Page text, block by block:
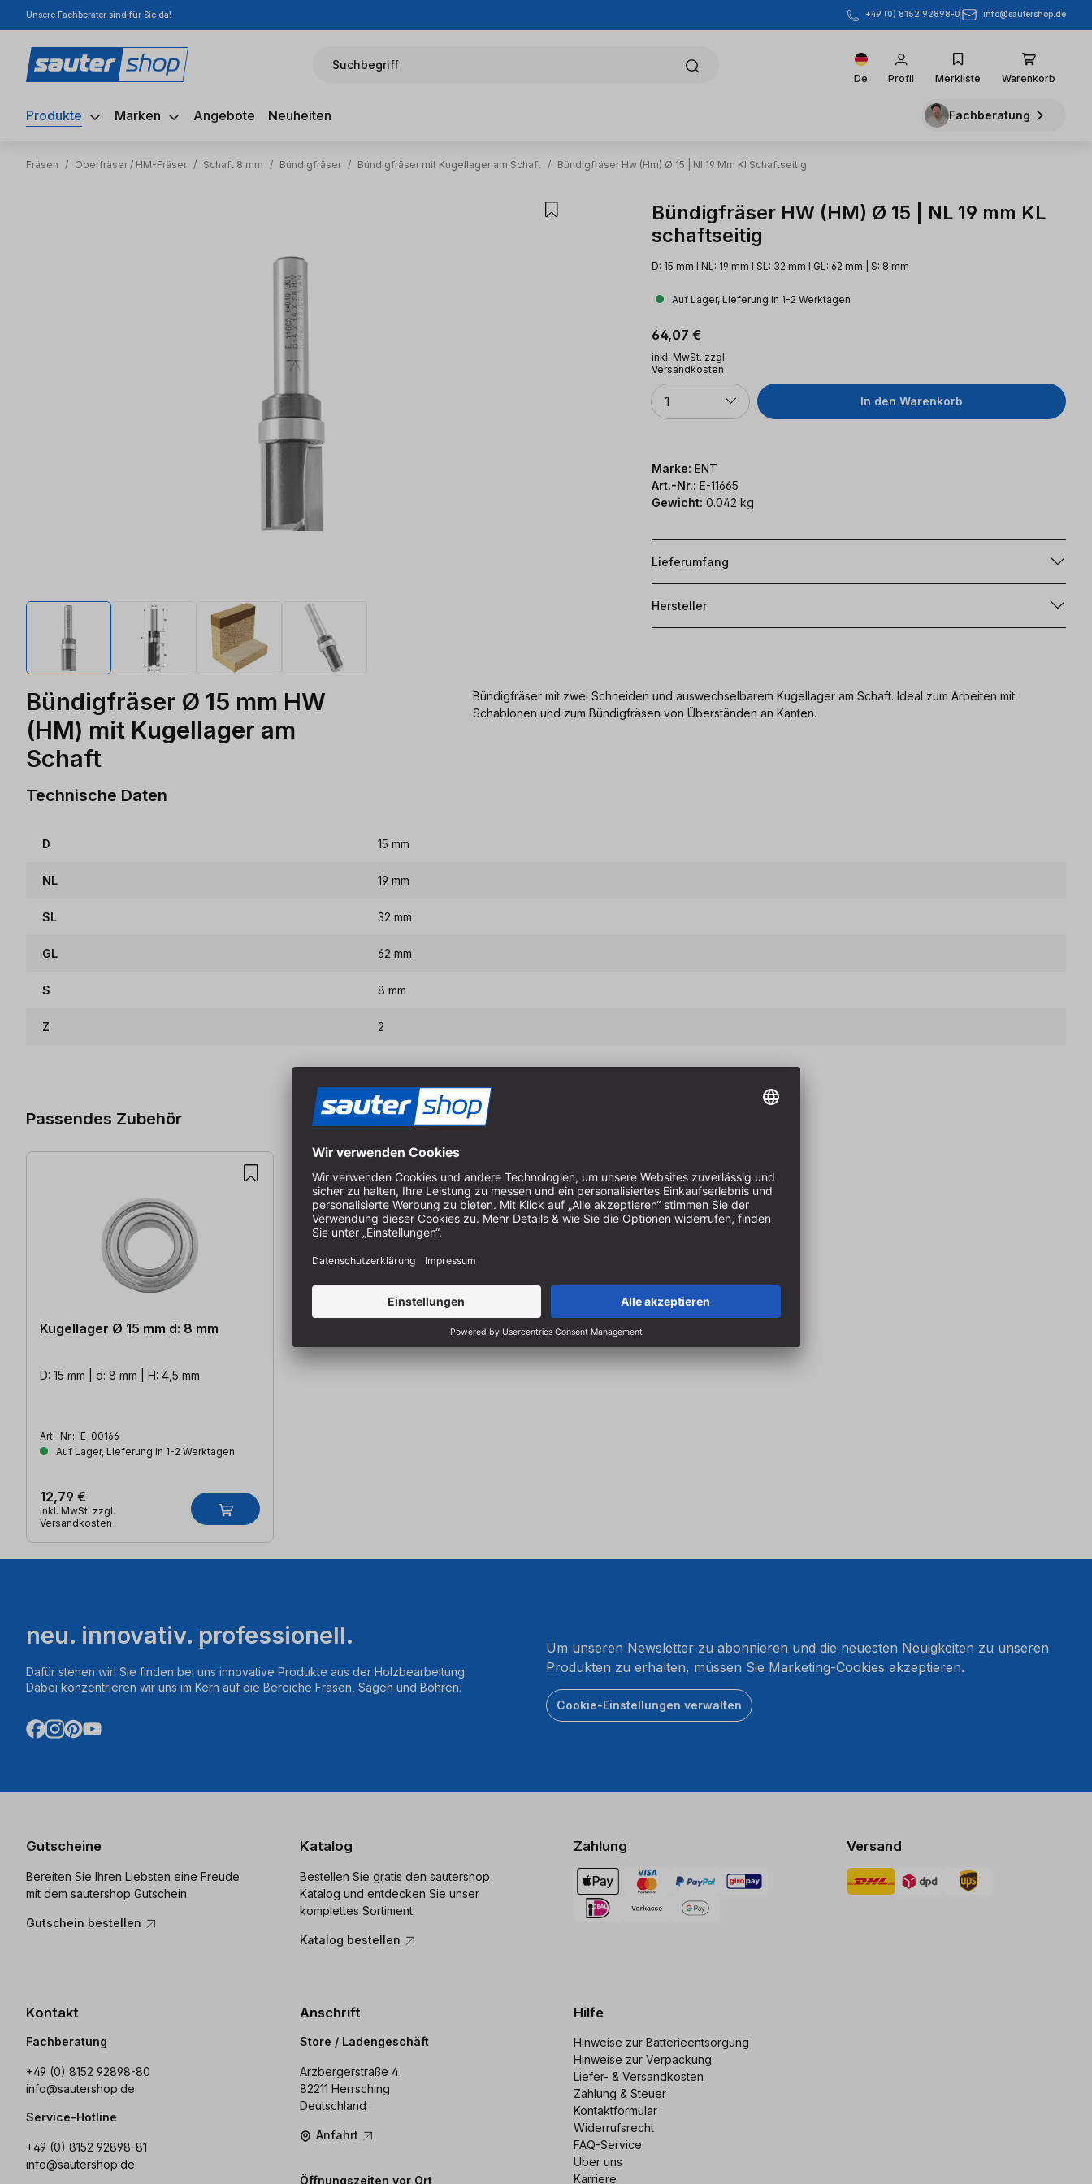
Hauptinhalt springen
Zur Suche springen
Zur Hauptnavigation springen
Unsere Fachberater sind für Sie da! +49 (0) 8152 92898-0 info@sautershop.de
Suchbegriff
De Profil Merkliste Warenkorb
Produkte Marken Angebote Neuheiten Fachberatung
Fräsen / Oberfräser / HM-Fräser / Schaft 8 mm / Bündigfräser / Bündigfräser mit Kugellager am Schaft / Bündigfräser Hw (Hm) Ø 15 | Nl 19 Mm Kl Schaftseitig
Bündigfräser HW (HM) Ø 15 | NL 19 mm KL
schaftseitig
D: 15 mm l NL: 19 mm l SL: 32 mm l GL: 62 mm | S: 8 mm
Auf Lager, Lieferung in 1-2 Werktagen
Regulärer Preis:
64,07 €
inkl. MwSt. zzgl.
Versandkosten
Anzahl
1 In den Warenkorb
Marke: ENT
Art.-Nr.: E-11665
Gewicht: 0.042 kg
Lieferumfang
Hersteller
Bündigfräser Ø 15 mm HW
(HM) mit Kugellager am
Schaft
Bündigfräser mit zwei Schneiden und auswechselbarem Kugellager am Schaft. Ideal zum Arbeiten mit
Schablonen und zum Bündigfräsen von Überständen an Kanten.
Technische Daten
D 15 mm
NL 19 mm
SL 32 mm
GL 62 mm
S 8 mm
Z 2
Passendes Zubehör
Kugellager Ø 15 mm d: 8 mm
D: 15 mm | d: 8 mm | H: 4,5 mm
Art.-Nr.: E-00166
Auf Lager, Lieferung in 1-2 Werktagen
12,79 €
inkl. MwSt. zzgl.
Versandkosten
neu. innovativ. professionell.
Dafür stehen wir! Sie finden bei uns innovative Produkte aus der Holzbearbeitung.
Dabei konzentrieren wir uns im Kern auf die Bereiche Fräsen, Sägen und Bohren.
Um unseren Newsletter zu abonnieren und die neuesten Neuigkeiten zu unseren
Produkten zu erhalten, müssen Sie Marketing-Cookies akzeptieren.
Cookie-Einstellungen verwalten
Gutscheine
Bereiten Sie Ihren Liebsten eine Freude
mit dem sautershop Gutschein.
Gutschein bestellen
Katalog
Bestellen Sie gratis den sautershop
Katalog und entdecken Sie unser
komplettes Sortiment.
Katalog bestellen
Zahlung Versand
Kontakt
Fachberatung
+49 (0) 8152 92898-80
info@sautershop.de
Service-Hotline
+49 (0) 8152 92898-81
info@sautershop.de
Anschrift
Store / Ladengeschäft
Arzbergerstraße 4
82211 Herrsching
Deutschland
Anfahrt
Öffnungszeiten vor Ort
Hilfe
Hinweise zur Batterieentsorgung
Hinweise zur Verpackung
Liefer- & Versandkosten
Zahlung & Steuer
Kontaktformular
Widerrufsrecht
FAQ-Service
Über uns
Karriere